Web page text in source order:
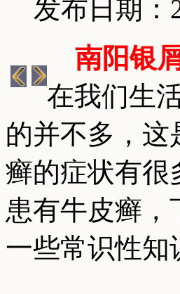
发布日期：
南阳银
在我们生
的并不多，这
癣的症状有很
患有牛皮癣，
一些常识性知